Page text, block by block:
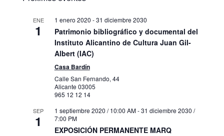
ENE
1
1 enero 2020 -31 diciembre 2030
Patrimonio bibliográfico y documental del
Instituto Alicantino de Cultura Juan Gil-
Albert (IAC)
Casa Bardín
Calle San Fernando, 44
Alicante 03005
965 12 12 14
SEP
1
1 septiembre 2020 / 10:00 AM-31 diciembre 2030 /
7:00 PM
EXPOSICIÓN PERMANENTE MARQ